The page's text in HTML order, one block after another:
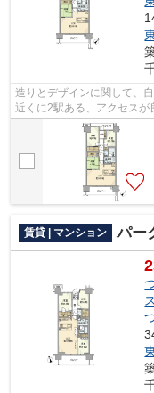
造りとデザインに関して、
近くに2駅ある、アクセスが
です。お気に入りのお部屋
賃貸 | マンション パーク
ス